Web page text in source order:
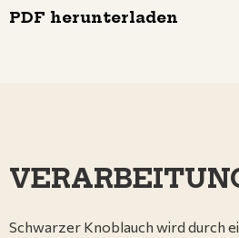
PDF herunterladen
Schwarzer Knoblauch wird durch